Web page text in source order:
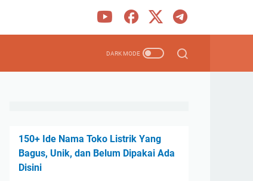
150+ Ide Nama Toko Listrik Yang
Bagus, Unik, dan Belum Dipakai Ada
Disini